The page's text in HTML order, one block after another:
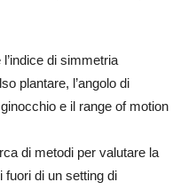
di simmetria
plantare, l’angolo di
e il range of motion
di metodi per valutare la
fuori di un setting di